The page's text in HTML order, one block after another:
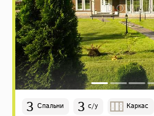
3 Спальни 3 с/у Каркас